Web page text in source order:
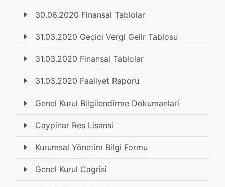
30.06.2020 Finansal Tablolar
31.03.2020 Geçici Vergi Gelir Tablosu
31.03.2020 Finansal Tablolar
31.03.2020 Faaliyet Raporu
Genel Kurul Bilgilendirme Dokumanlari
Caypinar Res Lisansi
Kurumsal Yönetim Bilgi Formu
Genel Kurul Cagrisi